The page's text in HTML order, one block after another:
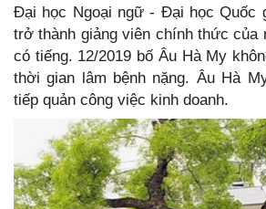
Đại học Ngoại ngữ - Đại học Quốc
trở thành giảng viên chính thức của
có tiếng. 12/2019 bố Âu Hà My
thời gian lâm bệnh nặng. Âu Hà
tiếp quản công việc kinh doanh.